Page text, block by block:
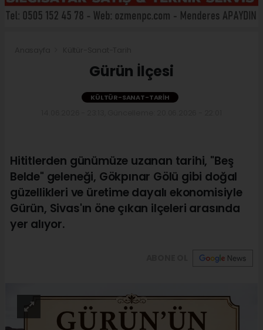
Gürün İlçesi
KÜLTÜR-SANAT-TARIH
Hititlerden günümüze uzanan tarihi, "Beş
Belde" geleneği, Gökpınar Gölü gibi doğal
güzellikleri ve üretime dayalı ekonomisiyle
Gürün, Sivas'ın öne çıkan ilçeleri arasında
yer alıyor.